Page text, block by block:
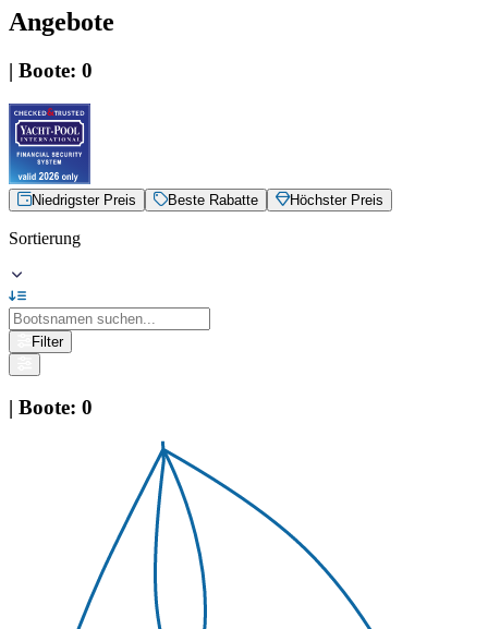
Angebote
| Boote: 0
Niedrigster Preis Beste Rabatte Höchster Preis
Sortierung
Filter
| Boote: 0